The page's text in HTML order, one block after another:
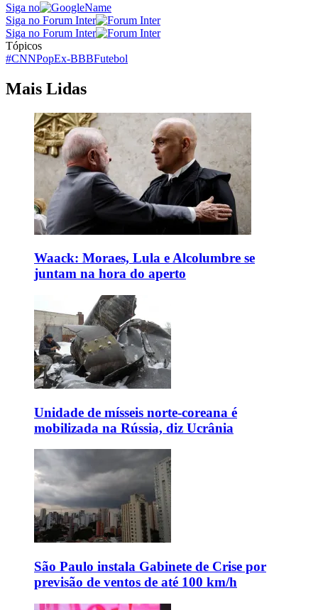
Siga no
Siga no Forum Inter
Siga no Forum Inter
Tópicos
#CNNPopEx-BBBFutebol
Mais Lidas
Waack: Moraes, Lula e Alcolumbre se
juntam na hora do aperto
Unidade de mísseis norte-coreana é
mobilizada na Rússia, diz Ucrânia
São Paulo instala Gabinete de Crise por
previsão de ventos de até 100 km/h